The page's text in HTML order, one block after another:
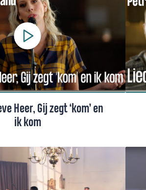
Heer, Gij zegt ‘kom’ en
ik kom
het Liedboek drukt het
naar Gods nabijheid en
hier de tekst, de toelichting
en bekijk de video.